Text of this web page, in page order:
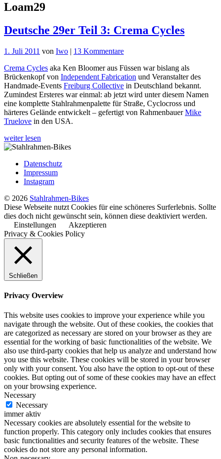
Loam29
Deutsche 29er Teil 3: Crema Cycles
1. Juli 2011 von Iwo | 13 Kommentarezu
29er
Teil
3:
Crema
Cycles
Crema Cycles aka Ken Bloomer aus Füssen war bislang als
Brückenkopf von Independent Fabrication und Veranstalter des
Handmade-Events Freiburg Collective in Deutschland bekannt.
Zumindest Ersteres war einmal: ab jetzt wird unter diesem Namen
eine komplette Stahlrahmenpalette für Straße, Cyclocross und
härteres Gelände entwickelt – gefertigt von RahmenbauerMike
Truelove in den USA.
weiter lesen
Datenschutz
Impressum
Instagram
© 2026 Stahlrahmen-Bikes
Diese Webseite nutzt Cookies für eine schöneres Surferlebnis. Sollte
dies doch nicht gewünscht sein, können diese deaktiviert werden.
Einstellungen
Akzeptieren
Privacy & Cookies Policy
Schließen
Privacy Overview
This website uses cookies to improve your experience while you
navigate through the website. Out of these cookies, the cookies that
are categorized as necessary are stored on your browser as they are
essential for the working of basic functionalities of the website. We
also use third-party cookies that help us analyze and understand how
you use this website. These cookies will be stored in your browser
only with your consent. You also have the option to opt-out of these
cookies. But opting out of some of these cookies may have an effect
on your browsing experience.
Necessary
Necessary
immer aktiv
Necessary cookies are absolutely essential for the website to
function properly. This category only includes cookies that ensures
basic functionalities and security features of the website. These
cookies do not store any personal information.